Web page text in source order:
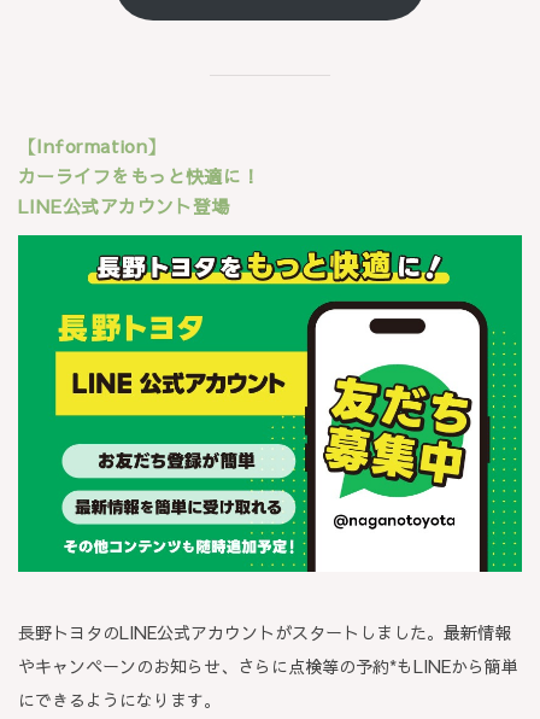
【Information】
カーライフをもっと快適に！
LINE公式アカウント登場
長野トヨタのLINE公式アカウントがスタートしました。最新情報
やキャンペーンのお知らせ、さらに点検等の予約*もLINEから簡単
にできるようになります。